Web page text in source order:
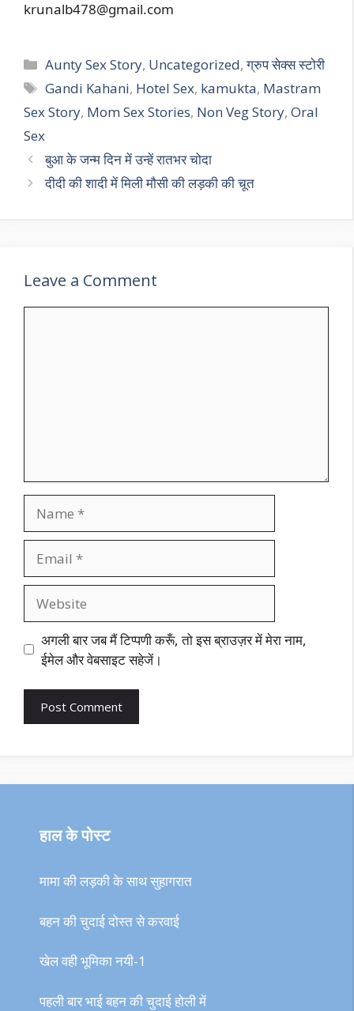
krunalb478@gmail.com
Categories
Aunty Sex Story, Uncategorized,ग्रुप सेक्स स्टोरी
Tags
Gandi Kahani, Hotel Sex, kamukta, Mastram
Sex Story, Mom Sex Stories, Non Veg Story, Oral
Sex
बुआ के जन्म दिन में उन्हें रातभर चोदा
दीदी की शादी में मिली मौसी की लड़की की चूत
Leave a Comment
अगली बार जब मैं टिप्पणी करूँ, तो इस ब्राउज़र में मेरा नाम,
ईमेल और वेबसाइट सहेजें।
हाल के पोस्ट
मामा की लड़की के साथ सुहागरात
बहन की चुदाई दोस्त से करवाई
खेल वही भूमिका नयी-1
पहली बार भाई बहन की चुदाई होली में